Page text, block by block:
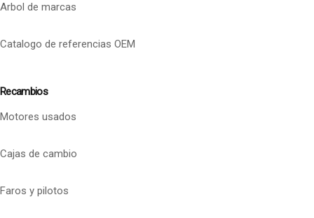
Arbol de marcas
Catalogo de referencias OEM
Recambios
Motores usados
Cajas de cambio
Faros y pilotos